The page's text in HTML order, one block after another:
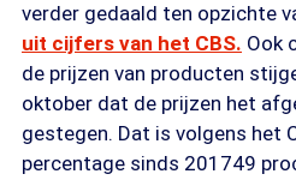
verder gedaald ten opzichte
uit cijfers van het CBS. Ook
de prijzen van producten
oktober dat de prijzen het
gestegen. Dat is volgens het
percentage sinds 201749